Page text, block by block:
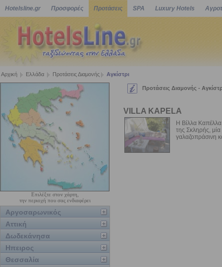
Hotelsline.gr Προσφορές Προτάσεις SPA Luxury Hotels
Αρχική Ελλάδα Προτάσεις Διαμονής Αγκίστρι
Επιλέξτε στον χάρτη,
την περιοχή που σας ενδιαφέρει
Αργοσαρωνικός
Αττική
Δωδεκάνησα
Ηπειρος
Θεσσαλία
Προτάσεις Διαμονής -
VILLA KAPELA
Η Βίλλα Καπέλλα
της Σκληρής,
γαλαζοπράσινη